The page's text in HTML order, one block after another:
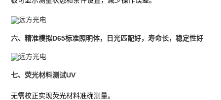
六、精准模拟D65标准照明体，日光匹配好，寿命长，稳定性好
七、荧光材料测试UV
无需校正实现荧光材料准确测量。